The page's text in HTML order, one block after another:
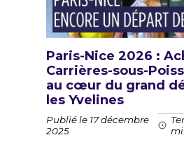
Paris-Nice 2026 :
Carrières-sous-
au cœur du grand
les Yvelines
Publié le 17 décembre
2025